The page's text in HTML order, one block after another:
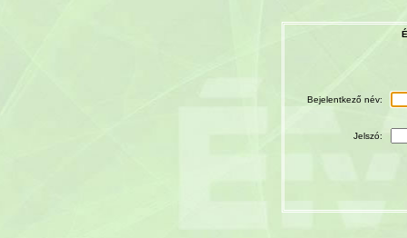
Bejelentkező név:
Jelszó: